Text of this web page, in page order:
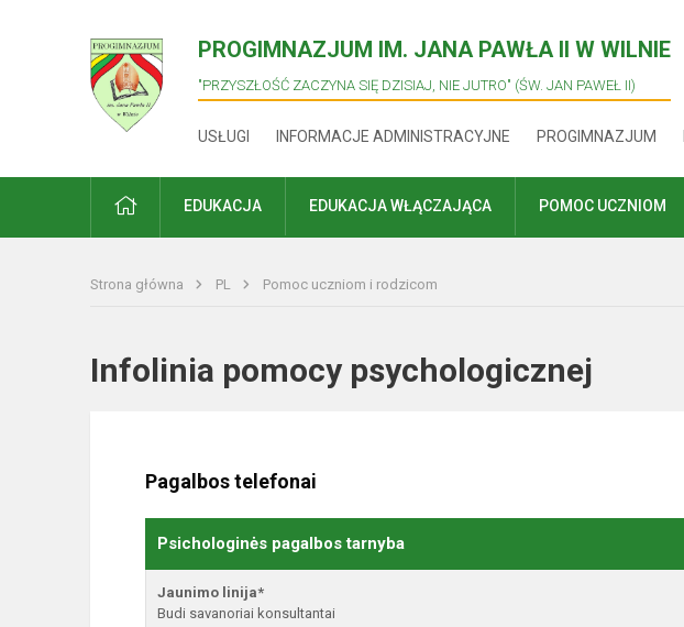
PROGIMNAZJUM IM. JANA PAWŁA II W WILNIE
"PRZYSZŁOŚĆ ZACZYNA SIĘ DZISIAJ, NIE JUTRO" (ŚW. JAN PAWEŁ II)
USŁUGI INFORMACJE ADMINISTRACYJNE PROGIMNAZJUM
PRADŽIAEDUKACJA EDUKACJA WŁĄCZAJĄCA POMOC UCZNIOM
Strona główna PL Pomoc uczniom i rodzicom
Infolinia pomocy psychologicznej
Pagalbos telefonai
Psichologinės pagalbos tarnyba
Jaunimo linija*
Budi savanoriai konsultantai